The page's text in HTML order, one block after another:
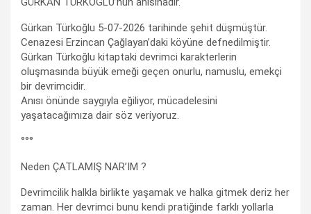
Gürkan Türkoğlu 5-07-2026 tarihinde şehit düşmüştür.
Cenazesi Erzincan Çağlayan’daki köyüne defnedilmiştir.
Gürkan Türkoğlu kitaptaki devrimci karakterlerin
oluşmasında büyük emeği geçen onurlu, namuslu, emekçi
bir devrimcidir.
Anısı önünde saygıyla eğiliyor, mücadelesini
yaşatacağımıza dair söz veriyoruz.
°°°
Neden ÇATLAMIŞ NAR’IM ?
Devrimcilik halkla birlikte yaşamak ve halka gitmek deriz her
zaman. Her devrimci bunu kendi pratiğinde farklı yollarla